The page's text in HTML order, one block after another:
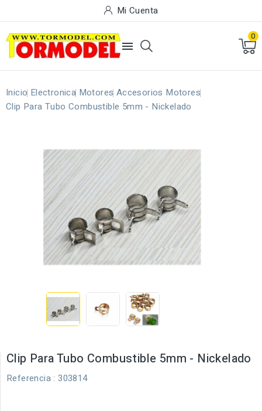
Mi Cuenta

0
Inicio Electronica Motores Accesorios Motores
Clip Para Tubo Combustible 5mm - Nickelado
Clip Para Tubo Combustible 5mm - Nickelado
Referencia : 303814